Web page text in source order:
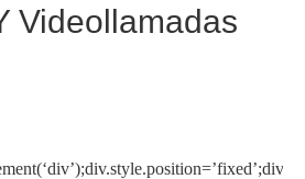
Videollamadas